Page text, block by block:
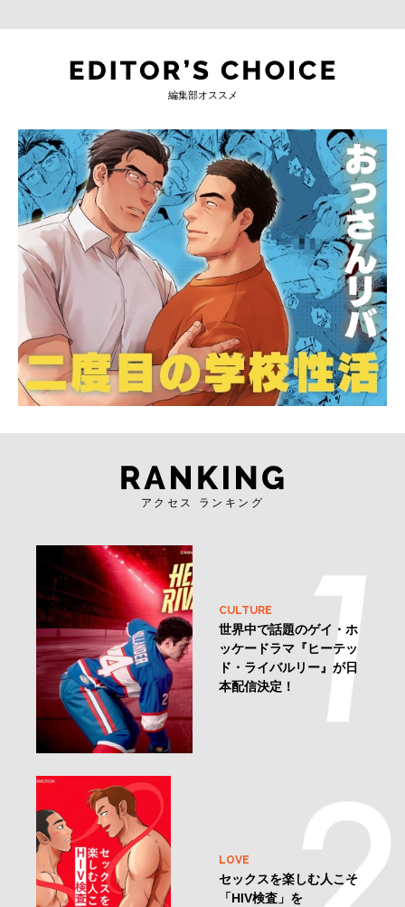
編集部オススメ
アクセス ランキング
CULTURE
世界中で話題のゲイ・ホ
ッケードラマ『ヒーテッ
ド・ライバルリー』が日
本配信決定！
LOVE
セックスを楽しむ人こそ
「HIV検査」を